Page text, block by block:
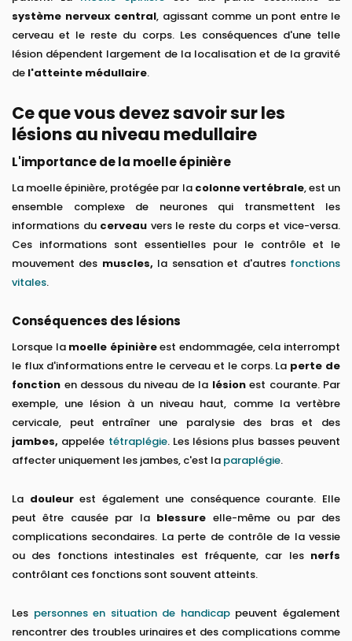
système nerveux central, agissant comme un pont entre le
cerveau et le reste du corps. Les conséquences d'une telle
lésion dépendent largement de la localisation et de la gravité
de l'atteinte médullaire.
Ce que vous devez savoir sur les
lésions au niveau medullaire
L'importance de la moelle épinière
La moelle épinière, protégée par la colonne vertébrale, est un
ensemble complexe de neurones qui transmettent les
informations du cerveau vers le reste du corps et vice-versa.
Ces informations sont essentielles pour le contrôle et le
mouvement des muscles, la sensation et d'autres fonctions
vitales.
Conséquences des lésions
Lorsque la moelle épinièreest endommagée, cela interrompt
le flux d'informations entre le cerveau et le corps. La perte de
fonction en dessous du niveau de la lésionest courante. Par
exemple, une lésion à un niveau haut, comme la vertèbre
cervicale, peut entraîner une paralysie des bras et des
jambes, appelée tétraplégie. Les lésions plus basses peuvent
affecter uniquement les jambes, c'est la paraplégie.
La douleurest également une conséquence courante. Elle
peut être causée par la blessure elle-même ou par des
complications secondaires. La perte de contrôle de la vessie
ou des fonctions intestinales est fréquente, car les nerfs
contrôlant ces fonctions sont souvent atteints.
Les personnes en situation de handicappeuvent également
rencontrer des troubles urinaires et des complications comme